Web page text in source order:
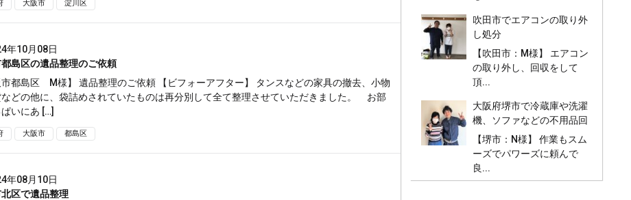
大阪市 淀川区
年10月08日
島区の遺品整理のご依頼
市都島区 M様】 遺品整理のご依頼 【ビフォーアフター】 タンスなどの家具の撤去、小物
どの他に、袋詰めされていたものは再分別して全て整理させていただきました。 お部
いにあ […]
大阪市 都島区
年08月10日
区で遺品整理
吹田市でエアコンの取り外
し処分
【吹田市：M様】 エアコン
の取り外し、回収をして
頂...
大阪府堺市で冷蔵庫や洗濯
機、ソファなどの不用品回
収と処分
【堺市：N様】 作業もスム
ーズでパワーズに頼んで
良...